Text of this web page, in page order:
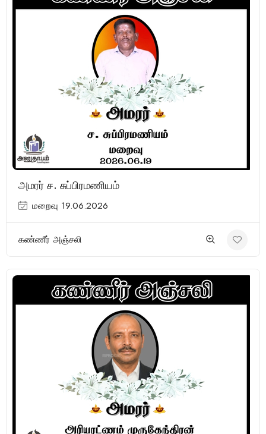
அமரர் ச. சுப்பிரமணியம்
மறைவு 19.06.2026
கண்ணீர் அஞ்சலி